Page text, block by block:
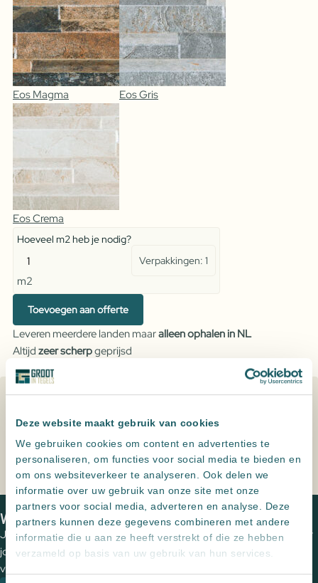
Deze website maakt gebruik van cookies
We gebruiken cookies om content en advertenties te
personaliseren, om functies voor social media te bieden en
om ons websiteverkeer te analyseren. Ook delen we
informatie over uw gebruik van onze site met onze
partners voor social media, adverteren en analyse. Deze
partners kunnen deze gegevens combineren met andere
informatie die u aan ze heeft verstrekt of die ze hebben
verzameld op basis van uw gebruik van hun services.
Eos Magma Eos Gris
Eos Crema
Eos
Beige
aantal
Hoeveel m2 heb je nodig?
m2
Verpakkingen: 1
Toevoegen aan offerte
Leveren meerdere landen maaralleen ophalen in NL
Altijd zeer scherpgeprijsd
Persoonlijk advies
Formaat 17x52
Home Producten Eos Beige
We zien je graag in een van onze showrooms
Jouw wensen op papier zetten en de perfecte tegels uitzoeken voor
jouw (buiten)ruimte? Plan een vrijblijvende kennismaking met een
van onze adviseurs om de mogelijkheden te bespreken.